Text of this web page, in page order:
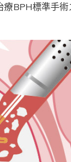
BPH標準手